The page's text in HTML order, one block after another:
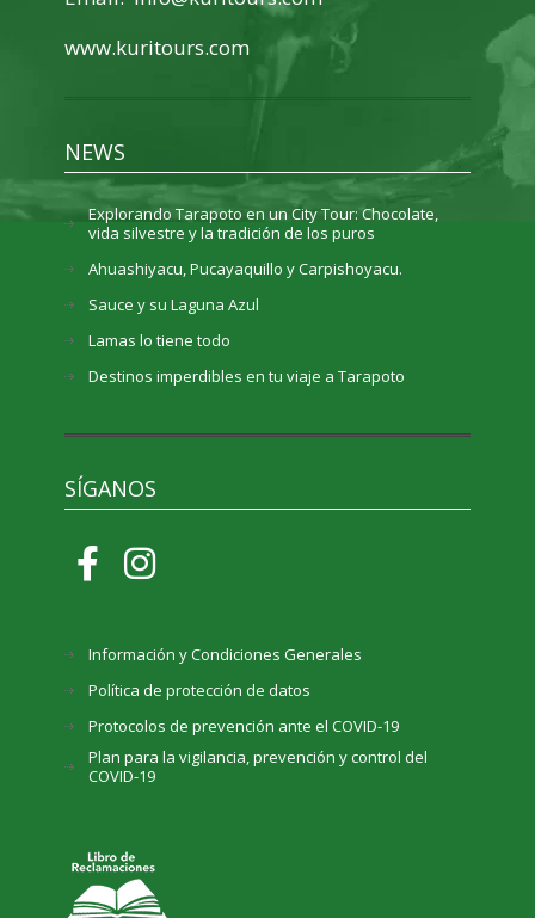
www.kuritours.com
NEWS
Explorando Tarapoto en un City Tour: Chocolate,
vida silvestre y la tradición de los puros
Ahuashiyacu, Pucayaquillo y Carpishoyacu.
Sauce y su Laguna Azul
Lamas lo tiene todo
Destinos imperdibles en tu viaje a Tarapoto
SÍGANOS
Información y Condiciones Generales
Política de protección de datos
Protocolos de prevención ante el COVID-19
Plan para la vigilancia, prevención y control del
COVID-19